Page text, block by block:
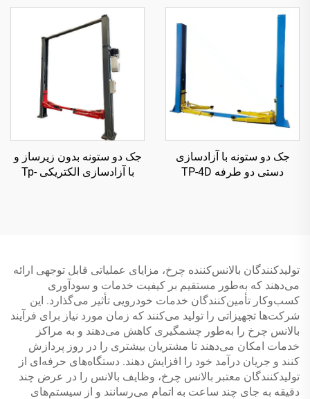
جک دو ستونه با آزادسازی
دستی دو طرفه TP-4D
جک دو ستونه بدون زیرساز و
با آزادسازی الکتریکی Tp-
تولیدکنندگان بالانس‌کننده چرخ، مزایای عملیاتی قابل توجهی ارائه
می‌دهند که به‌طور مستقیم بر کیفیت خدمات و سودآوری
کسب‌وکار تأمین‌کنندگان خدمات خودرویی تأثیر می‌گذارد. این
شرکت‌ها تجهیزاتی را تولید می‌کنند که زمان مورد نیاز برای فرآیند
بالانس چرخ را به‌طور چشمگیری کاهش می‌دهند و به مراکز
خدمات امکان می‌دهند تا مشتریان بیشتری را در روز پردازش
کنند و جریان درآمد خود را افزایش دهند. دستگاه‌های حرفه‌ای از
تولیدکنندگان معتبر بالانس چرخ، وظایف بالانس را در عرض چند
دقیقه به جای چند ساعت به اتمام می‌رسانند و از سیستم‌های